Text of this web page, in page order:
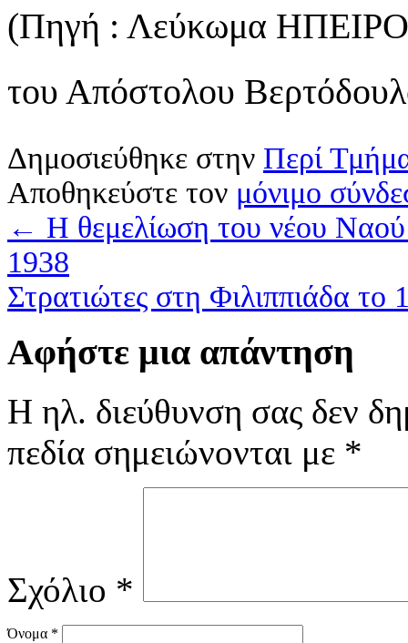
(Πηγή : Λεύκωμα
του Απόστολου
Δημοσιεύθηκε στην Περί
Αποθηκεύστε τον μόνιμο
← Η θεμελίωση του νέου
1938
Στρατιώτες στη Φιλιππιάδα
Αφήστε μια απάντηση
Η ηλ. διεύθυνση σας δεν
πεδία σημειώνονται με *
Σχόλιο *
Όνομα *